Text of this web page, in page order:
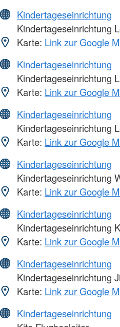
Kindertageseinrichtung
Kindertageseinrichtung
Karte: Link zur Google
Kindertageseinrichtung
Kindertageseinrichtung
Karte: Link zur Google
Kindertageseinrichtung
Kindertageseinrichtung
Karte: Link zur Google
Kindertageseinrichtung
Kindertageseinrichtung
Karte: Link zur Google
Kindertageseinrichtung
Kindertageseinrichtung
Karte: Link zur Google
Kindertageseinrichtung
Kindertageseinrichtung
Karte: Link zur Google
Kindertageseinrichtung